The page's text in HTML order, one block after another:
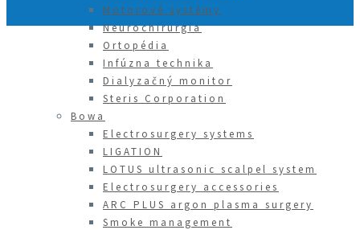
Motorové systémy
Neurochirurgia
Ortopédia
Infúzna technika
Dialyzačný monitor
Steris Corporation
Bowa
Electrosurgery systems
LIGATION
LOTUS ultrasonic scalpel system
Electrosurgery accessories
ARC PLUS argon plasma surgery
Smoke management